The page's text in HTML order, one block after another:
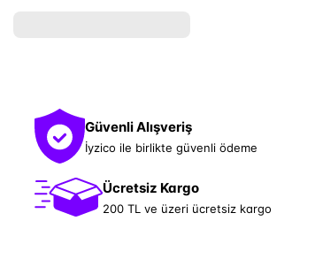
Güvenli Alışveriş
İyzico ile birlikte güvenli ödeme
Ücretsiz Kargo
200 TL ve üzeri ücretsiz kargo